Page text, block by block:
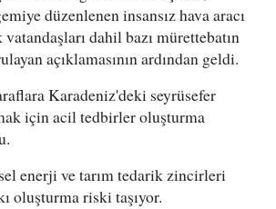
düzenlenen insansız hava aracı
vatandaşları dahil bazı mürettebatın
açıklamasının ardından geldi.
Karadeniz'deki seyrüsefer
için acil tedbirler oluşturma
enerji ve tarım tedarik zincirleri
oluşturma riski taşıyor.